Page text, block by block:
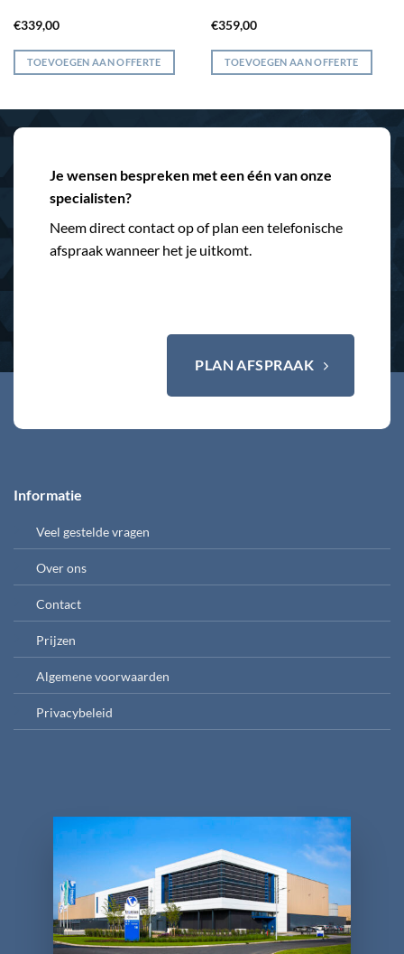
€339,00
TOEVOEGEN AAN OFFERTE
€359,00
TOEVOEGEN AAN OFFERTE
Je wensen bespreken met een één van onze
specialisten?
Neem direct contact op of plan een telefonische
afspraak wanneer het je uitkomt.
PLAN AFSPRAAK
Informatie
Veel gestelde vragen
Over ons
Contact
Prijzen
Algemene voorwaarden
Privacybeleid